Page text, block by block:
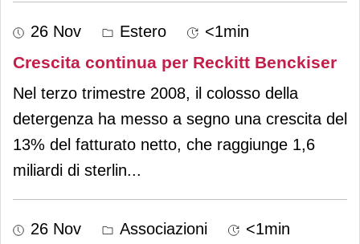
26 Nov Estero <1min
Crescita continua per Reckitt Benckiser
Nel terzo trimestre 2008, il colosso della
detergenza ha messo a segno una crescita del
13% del fatturato netto, che raggiunge 1,6
miliardi di sterlin...
26 Nov Associazioni <1min